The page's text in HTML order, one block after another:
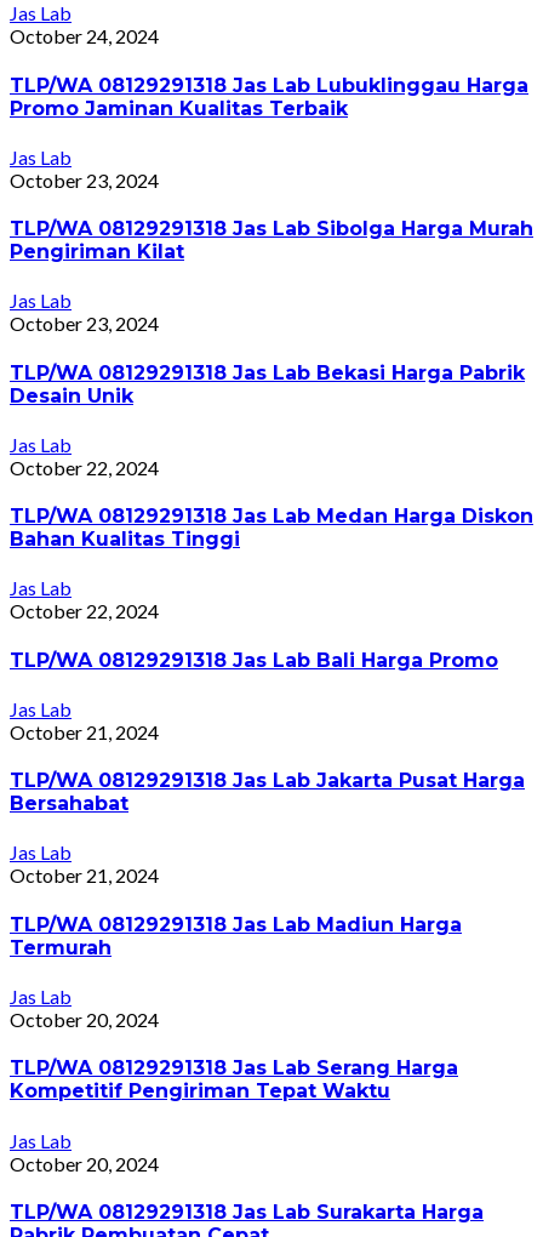
Jas Lab
October 24, 2024
TLP/WA 08129291318 Jas Lab Lubuklinggau Harga
Promo Jaminan Kualitas Terbaik
Jas Lab
October 23, 2024
TLP/WA 08129291318 Jas Lab Sibolga Harga Murah
Pengiriman Kilat
Jas Lab
October 23, 2024
TLP/WA 08129291318 Jas Lab Bekasi Harga Pabrik
Desain Unik
Jas Lab
October 22, 2024
TLP/WA 08129291318 Jas Lab Medan Harga Diskon
Bahan Kualitas Tinggi
Jas Lab
October 22, 2024
TLP/WA 08129291318 Jas Lab Bali Harga Promo
Jas Lab
October 21, 2024
TLP/WA 08129291318 Jas Lab Jakarta Pusat Harga
Bersahabat
Jas Lab
October 21, 2024
TLP/WA 08129291318 Jas Lab Madiun Harga
Termurah
Jas Lab
October 20, 2024
TLP/WA 08129291318 Jas Lab Serang Harga
Kompetitif Pengiriman Tepat Waktu
Jas Lab
October 20, 2024
TLP/WA 08129291318 Jas Lab Surakarta Harga